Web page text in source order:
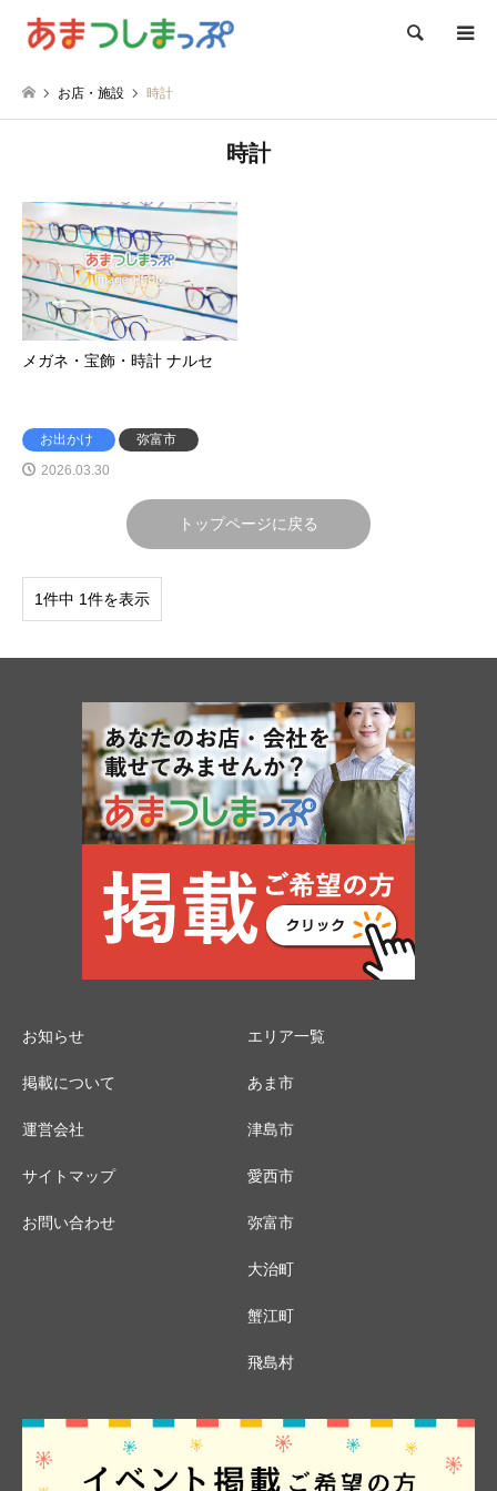
検索
お店・施設 時計
時計
メガネ・宝飾・時計 ナルセ
お出かけ
弥富市
2026.03.30
トップページに戻る
1件中 1件を表示
お知らせ
掲載について
運営会社
サイトマップ
お問い合わせ
エリア一覧
あま市
津島市
愛西市
弥富市
大治町
蟹江町
飛島村